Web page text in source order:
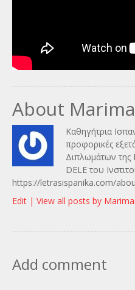
About
Καθηγήτρια
προφορικές
Διπλωμάτων της
DELE του
https://letrasispanika.com/
Edit | View all posts by
Add comment